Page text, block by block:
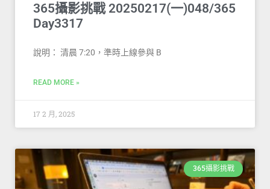
365攝影挑戰 20250217(一)048/365
Day3317
說明： 清晨 7:20，準時上線參與 B
READ MORE »
17 2 月, 2025
365攝影挑戰